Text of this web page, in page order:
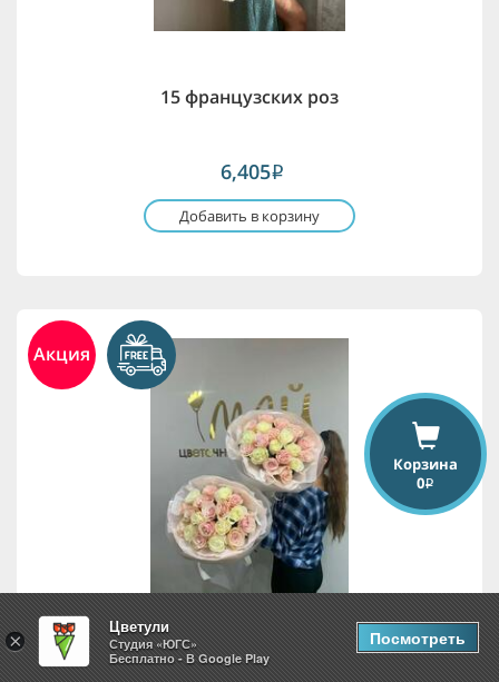
15 французских роз
6,405i
Добавить в корзину
Акция
19 роз
Корзина
0i
×
Цветули
Студия «ЮГС»
Бесплатно - В Google Play
Посмотреть